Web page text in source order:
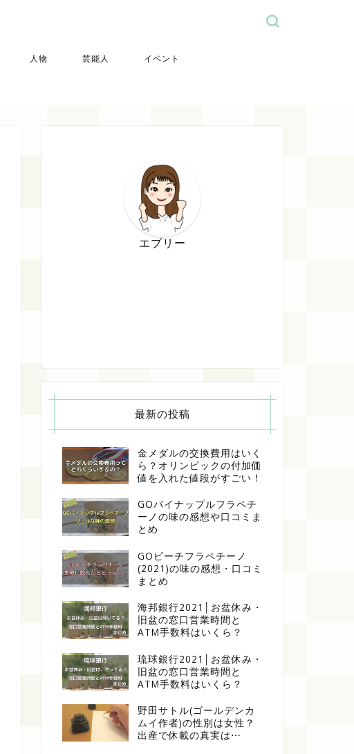
人物 芸能人 イベント
エブリー
最新の投稿
金メダルの交換費用はいく
ら？オリンピックの付加価
値を入れた値段がすごい！
GOパイナップルフラペチ
ーノの味の感想や口コミま
とめ
GOピーチフラペチーノ
(2021)の味の感想・口コミ
まとめ
海邦銀行2021│お盆休み・
旧盆の窓口営業時間と
ATM手数料はいくら？
琉球銀行2021│お盆休み・
旧盆の窓口営業時間と
ATM手数料はいくら？
野田サトル(ゴールデンカ
ムイ作者)の性別は女性？
出産で休載の真実は⋯